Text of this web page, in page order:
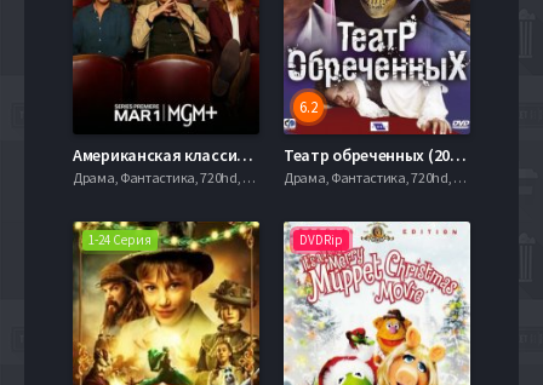
Американская классика (2026)
Драма, Фантастика, 720hd, mobilen,
6.2
Театр обреченных (2006)
Драма, Фантастика, 720hd, mobilen,
1-24 Серия DVDRip